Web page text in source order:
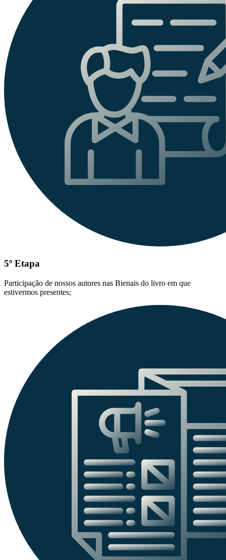
5º Etapa
Participação de nossos autores nas Bienais do livro em que
estivermos presentes;